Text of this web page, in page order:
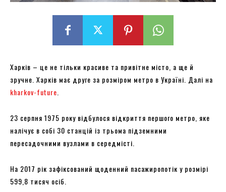
Харків – це не тільки красиве та привітне місто, а ще й
зручне. Харків має друге за розміром метро в Україні. Далі на
kharkov-future
23 серпня 1975 року відбулося відкриття першого метро, яке
налічує в собі 30 станцій із трьома підземними
пересадочними вузлами в середмісті.
На 2017 рік зафіксований щоденний пасажиропотік у розмірі
599,8 тисяч осіб.